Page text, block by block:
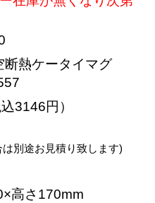
断熱ケータイマグ
込3146円）
別途お見積り致します)
高さ170mm